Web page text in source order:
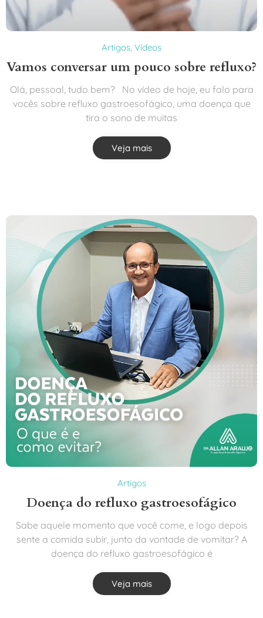
Artigos, Vídeos
Vamos conversar um pouco sobre refluxo?
Olá, pessoal, tudo bem? No vídeo de hoje, eu falo para
vocês sobre refluxo gastroesofágico, uma doença que
tira o sono de muitas
Veja mais
Artigos
Doença do refluxo gastroesofágico
Sabe aquele momento que você come, e logo depois
sente a comida subir, junto da vontade de vomitar? A
doença do refluxo gastroesofágico é
Veja mais